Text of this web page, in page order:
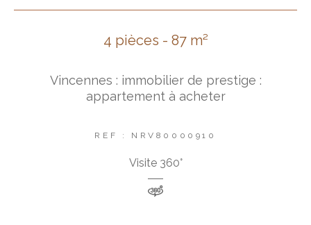
4 pièces - 87 m²
Vincennes : immobilier de prestige :
appartement à acheter
REF : NRV80000910
Visite 360°